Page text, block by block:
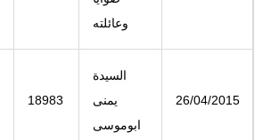
وعائلته
18983
السيدة
يمنى
ابوموسى
26/04/2015